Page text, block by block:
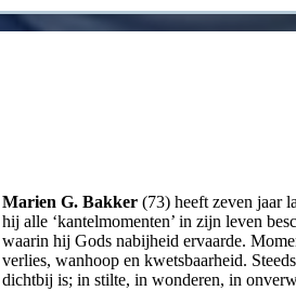
Marien G. Bakker (73) heeft zeven jaar
hij alle ‘kantelmomenten’ in zijn leven
waarin hij Gods nabijheid ervaarde.
verlies, wanhoop en kwetsbaarheid.
dichtbij is; in stilte, in wonderen, in